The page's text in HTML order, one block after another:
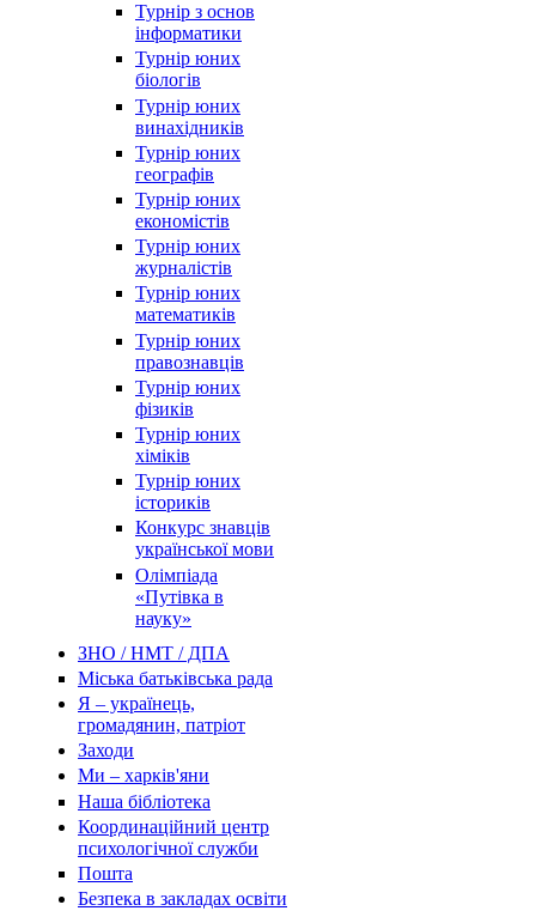
Турнір з основ
інформатики
Турнір юних
біологів
Турнір юних
винахідників
Турнір юних
географів
Турнір юних
економістів
Турнір юних
журналістів
Турнір юних
математиків
Турнір юних
правознавців
Турнір юних
фізиків
Турнір юних
хіміків
Турнір юних
істориків
Конкурс знавців
української мови
Олімпіада
«Путівка в
науку»
ЗНО / НМТ / ДПА
Міська батьківська рада
Я – українець,
громадянин, патріот
Заходи
Ми – харків'яни
Наша бібліотека
Координаційний центр
психологічної служби
Пошта
Безпека в закладах освіти